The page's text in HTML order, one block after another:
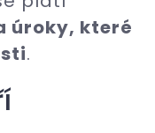
úroky, které
.